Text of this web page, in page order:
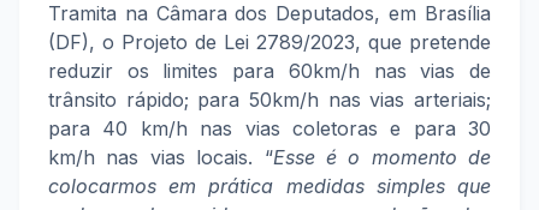
Tramita na Câmara dos Deputados, em Brasília
(DF), o Projeto de Lei 2789/2023, que pretende
reduzir os limites para 60km/h nas vias de
trânsito rápido; para 50km/h nas vias arteriais;
para 40 km/h nas vias coletoras e para 30
km/h nas vias locais. “Esse é o momento de
colocarmos em prática medidas simples que